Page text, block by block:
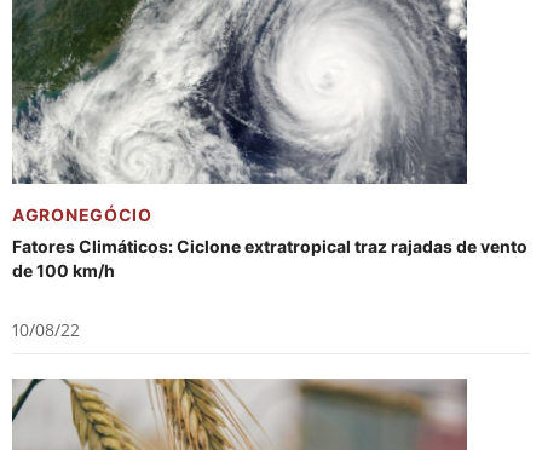
AGRONEGÓCIO
Fatores Climáticos: Ciclone extratropical traz rajadas de vento
de 100 km/h
10/08/22